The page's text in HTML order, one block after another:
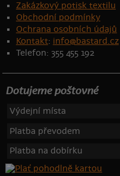
Zakázkový potisk textilu
Obchodní podmínky
Ochrana osobních údajů
Kontakt: info@bastard.cz
Telefon: 355 455 192
Dotujeme poštovné
Výdejní místa
Platba převodem
Platba na dobírku